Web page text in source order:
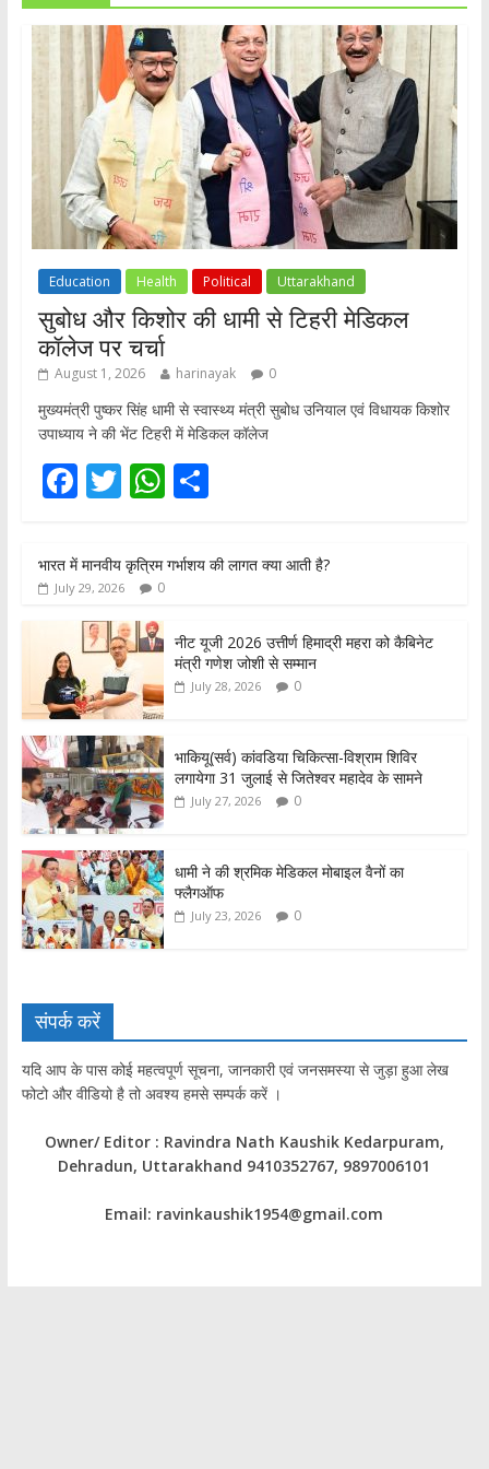
Education Health Political Uttarakhand
सुबोध और किशोर की धामी से टिहरी मेडिकल
कॉलेज पर चर्चा
August 1, 2026 harinayak 0
मुख्यमंत्री पुष्कर सिंह धामी से स्वास्थ्य मंत्री सुबोध उनियाल एवं विधायक किशोर
उपाध्याय ने की भेंट टिहरी में मेडिकल कॉलेज
F
e
b
o
o
k
T
itt
er
W
at
s
p
p
S
ar
e
भारत में मानवीय कृत्रिम गर्भाशय की लागत क्या आती है?
July 29, 2026 0
नीट यूजी 2026 उत्तीर्ण हिमाद्री महरा को कैबिनेट
मंत्री गणेश जोशी से सम्मान
July 28, 2026 0
भाकियू(सर्व) कांवडिया चिकित्सा-विश्राम शिविर
लगायेगा 31 जुलाई से जितेश्वर महादेव के सामने
July 27, 2026 0
धामी ने की श्रमिक मेडिकल मोबाइल वैनों का
फ्लैगऑफ
July 23, 2026 0
संपर्क करें
यदि आप के पास कोई महत्वपूर्ण सूचना, जानकारी एवं जनसमस्या से जुड़ा हुआ लेख
फोटो और वीडियो है तो अवश्य हमसे सम्पर्क करें ।
Owner/ Editor : Ravindra Nath Kaushik Kedarpuram,
Dehradun, Uttarakhand 9410352767, 9897006101
Email: ravinkaushik1954@gmail.com